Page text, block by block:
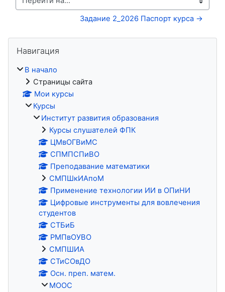
Перейти на...
Задание 2_2026 Паспорт курса →
Блоки
Навигация
В начало
Страницы сайта
Мои курсы
Курсы
Институт развития образования
Курсы слушателей ФПК
ЦМвОГВиМС
СПМПСПиВО
Преподавание математики
СМПШкИАпоМ
Применение технологии ИИ в ОПиНИ
Цифровые инструменты для вовлечения
студентов
СТБиБ
РМПвОУВО
СМПШИА
СТиСОвДО
Осн. преп. матем.
MOOC